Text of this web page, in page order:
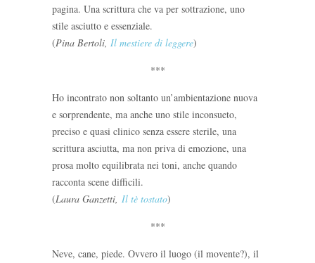
pagina. Una scrittura che va per sottrazione, uno
stile asciutto e essenziale.
(Pina Bertoli, Il mestiere di leggere)
***
Ho incontrato non soltanto un’ambientazione nuova
e sorprendente, ma anche uno stile inconsueto,
preciso e quasi clinico senza essere sterile, una
scrittura asciutta, ma non priva di emozione, una
prosa molto equilibrata nei toni, anche quando
racconta scene difficili.
(Laura Ganzetti, Il tè tostato)
***
Neve, cane, piede. Ovvero il luogo (il movente?), il